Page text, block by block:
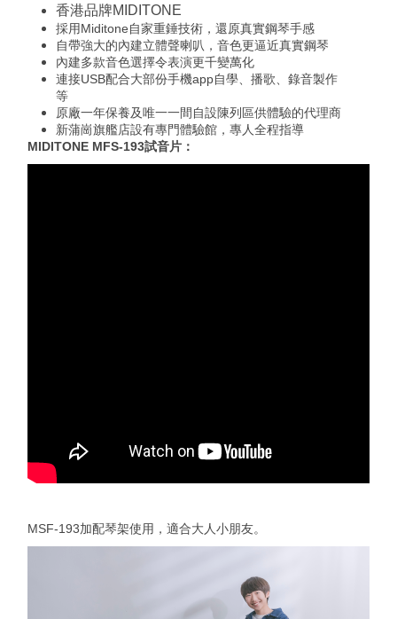
香港品牌MIDITONE
採用Miditone自家重錘技術，還原真實鋼琴手感
自帶強大的內建立體聲喇叭，音色更逼近真實鋼琴
內建多款音色選擇令表演更千變萬化
連接USB配合大部份手機app自學、播歌、錄音製作
等
原廠一年保養及唯一一間自設陳列區供體驗的代理商
新蒲崗旗艦店設有專門體驗館，專人全程指導
MIDITONE MFS-193試音片：
MSF-193加配琴架使用，適合大人小朋友。